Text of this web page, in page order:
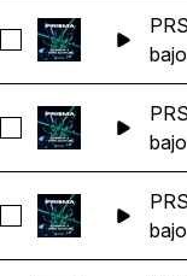
Seleccionar
Seleccionar
Seleccionar